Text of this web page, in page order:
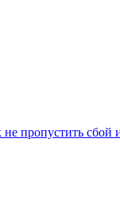
пропустить сбой